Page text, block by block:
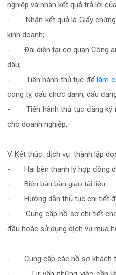
nghiệp và nhận kết quả trả lời
- Nhận kết quả là Giấy chứng
kinh doanh;
- Đại diện tại cơ quan Công an
dấu;
- Tiến hành thủ tục để làm
công ty, dấu chức danh, dấu
- Tiến hành thủ tục đăng ký
cho doanh nghiệp;
V. Kết thúc dịch vụ thành lập
- Hai bên thanh lý hợp đồng
- Biên bản bàn giao tài liệu
- Hướng dẫn thủ tục chi tiết
- Cung cấp hồ sơ chi tiết cho
đầu hoặc sử dụng dịch vụ mua
- Cung cấp các hồ sơ khách